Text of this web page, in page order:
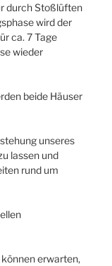
durch Stoßlüften
wird der
ca. 7 Tage
wieder
beide Häuser
unseres
lassen und
rund um
erwarten,